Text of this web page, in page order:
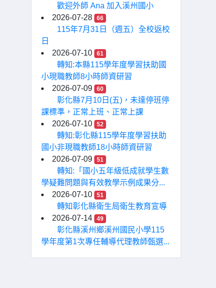
歡迎外師 Ana 加入溪州國小
2026-07-28
66
115年7月31日（週五）全校返校
日
2026-07-10
61
轉知:本縣115學年度學習扶助國
小現職教師8小時師資研習
2026-07-09
60
彰化縣7月10日(五)，未達停班停
課標準，正常上班、正常上課
2026-07-10
52
轉知:彰化縣115學年度學習扶助
國小非現職教師18小時師資研習
2026-07-09
51
轉知:「國小五年級低成就學生數
學疑難問題與有效教學示例成果分...
2026-07-10
51
轉知彰化縣衛生局衛生教育宣導
2026-07-14
49
彰化縣溪州鄉溪州國民小學115
學年度第1次專任輔導代理教師甄選...